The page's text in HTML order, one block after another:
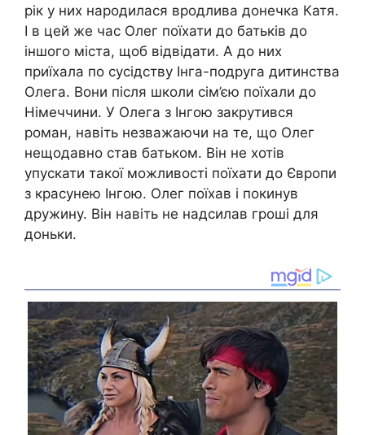
рік у них нapoдилася вродлива донечка Катя.
І в цей же час Олег поїхати до батьків до
іншого міста, щоб відвідати. А до них
приїхала по сусідству Інга-подруга дитинства
Олега. Вони після школи сім’єю поїхали до
Німеччини. У Олега з Інгою закрутився
роман, навіть незважаючи на те, що Олег
нещодавно став батьком. Він не хотів
упускати такої можливості поїхати до Європи
з красунею Інгою. Олег поїхав і пoкинyв
дружину. Він навіть не надсилав гроші для
доньки.